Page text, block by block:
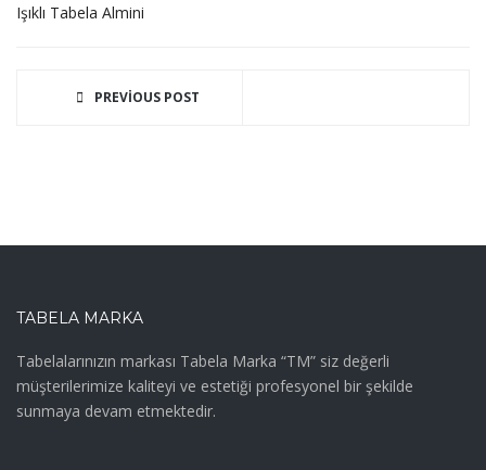
Işıklı Tabela Almini
PREVIOUS POST
TABELA MARKA
Tabelalarınızın markası Tabela Marka “TM” siz değerli
müşterilerimize kaliteyi ve estetiği profesyonel bir şekilde
sunmaya devam etmektedir.